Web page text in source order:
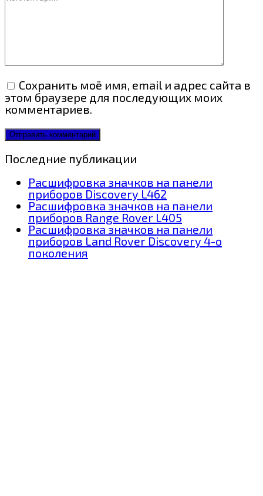
Сохранить моё имя, email и адрес сайта в
этом браузере для последующих моих
комментариев.
Последние публикации
Расшифровка значков на панели
приборов Discovery L462
Расшифровка значков на панели
приборов Range Rover L405
Расшифровка значков на панели
приборов Land Rover Discovery 4-о
поколения